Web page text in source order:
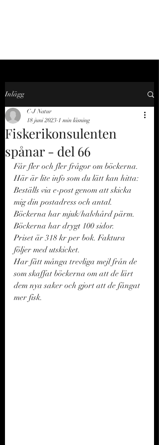
Inlägg
Fiskerikonsulenten
spånar - del 66
C-J Natur
18 juni 2023 1 min läsning
Får fler och fler frågor om böckerna.
Här är lite info som du lätt kan hitta:
Beställs via e-post genom att skicka
mig din postadress och antal.
Böckerna har mjuk/halvhård pärm.
Böckerna har drygt 100 sidor.
Priset är 318 kr per bok. Faktura
följer med utskicket.
Har fått många trevliga mejl från de
som skaffat böckerna om att de lärt
dem nya saker och gjort att de fångat
mer fisk.